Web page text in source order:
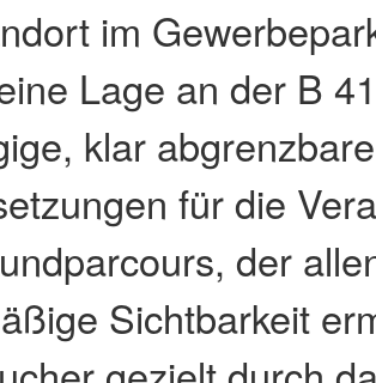
im
Lage an der B
klar
für die
der
Sichtbarkeit